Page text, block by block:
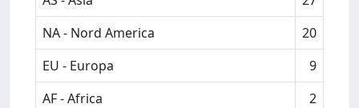
NA - Nord America
20
EU - Europa
9
AF - Africa
2